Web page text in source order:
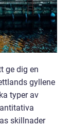
ge dig en
gyllene
typer av
skillnader